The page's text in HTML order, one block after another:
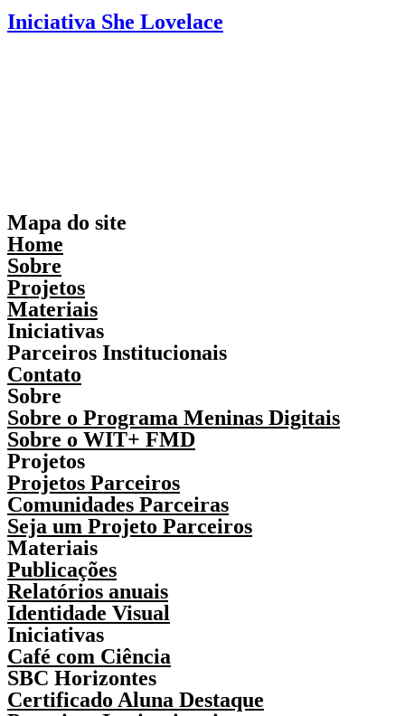
Iniciativa She Lovelace
Mapa do site
Home
Sobre
Projetos
Materiais
Iniciativas
Parceiros Institucionais
Contato
Sobre
Sobre o Programa Meninas Digitais
Sobre o WIT+ FMD
Projetos
Projetos Parceiros
Comunidades Parceiras
Seja um Projeto Parceiros
Materiais
Publicações
Relatórios anuais
Identidade Visual
Iniciativas
Café com Ciência
SBC Horizontes
Certificado Aluna Destaque